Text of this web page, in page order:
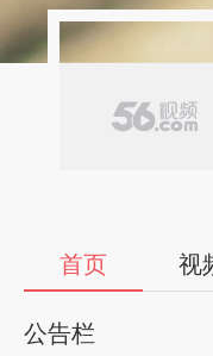
首页 视
公告栏